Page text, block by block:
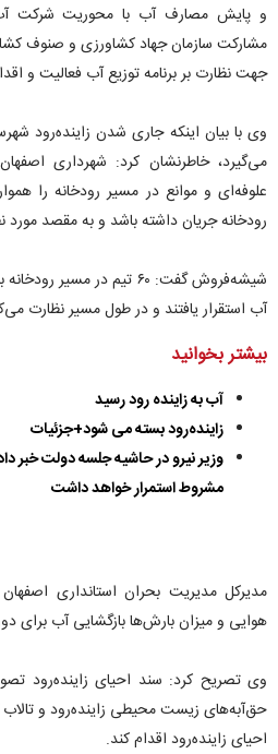
و پایش مصارف آب با محوریت شرکت آب
مشارکت سازمان جهاد کشاورزی و صنوف
جهت نظارت بر برنامه توزیع آب فعالیت و
وی با بیان اینکه جاری شدن زاینده‌رود
می‌گیرد، خاطرنشان کرد: شهرداری
علوفه‌ای و موانع در مسیر رودخانه را
رودخانه جریان داشته باشد و به مقصد
شیشه‌فروش گفت: ۶۰ تیم در
آب استقرار یافتند و در طول مسیر نظارت
بیشتر بخوانید
آب به زاینده رود رسید
زاینده‌رود بسته می شود+جزئیات
وزیر نیرو در حاشیه جلسه دولت خبر
مشروط استمرار خواهد داشت
مدیرکل مدیریت بحران استانداری
هوایی و میزان بارش‌ها بازگشایی آب برای
وی تصریح کرد: سند احیای زاینده‌رود
حق‌آبه‌های زیست محیطی زاینده‌رود و
احیای زاینده‌رود اقدام کند.